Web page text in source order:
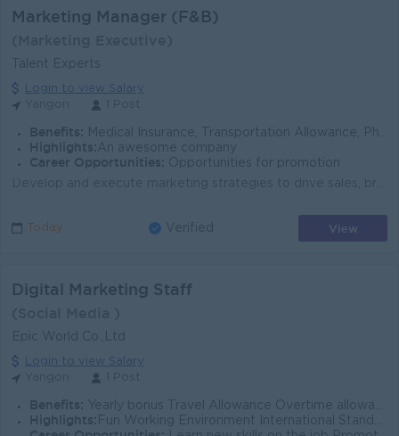
Marketing Manager (F&B)
Talent Experts
Login to view Salary
Benefits: Medical Insurance, Transportation Allowance, Phone Bill Allowance, Performance, Based Annual Bonus, Performance Based Annual Incremet
Highlights: An awesome company
Career Opportunities: Opportunities for promotion
Today Verified View
Digital Marketing Staff
Epic World Co.,Ltd
Login to view Salary
Benefits: Yearly bonus Travel Allowance Overtime allowance
Highlights: Fun Working Environment International Standard Make a different